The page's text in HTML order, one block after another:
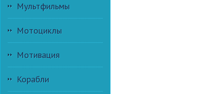
Мультфильмы
Мотоциклы
Мотивация
Корабли